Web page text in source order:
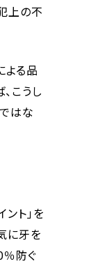
上の不
よる品
こうし
はな
ト」を
に牙を
％防ぐ